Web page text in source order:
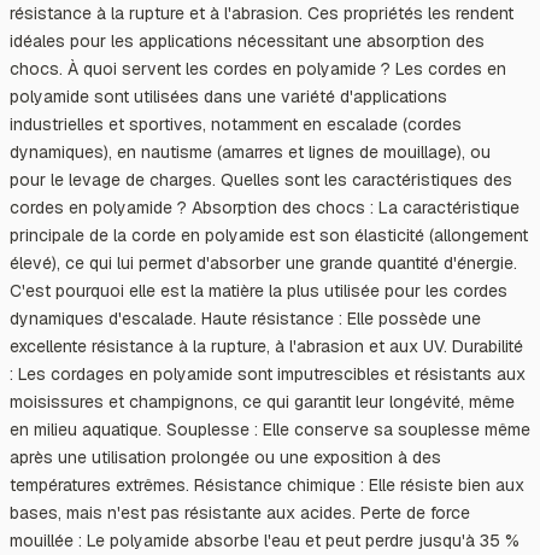
résistance à la rupture et à l'abrasion. Ces propriétés les rendent
idéales pour les applications nécessitant une absorption des
chocs. À quoi servent les cordes en polyamide ? Les cordes en
polyamide sont utilisées dans une variété d'applications
industrielles et sportives, notamment en escalade (cordes
dynamiques), en nautisme (amarres et lignes de mouillage), ou
pour le levage de charges. Quelles sont les caractéristiques des
cordes en polyamide ? Absorption des chocs : La caractéristique
principale de la corde en polyamide est son élasticité (allongement
élevé), ce qui lui permet d'absorber une grande quantité d'énergie.
C'est pourquoi elle est la matière la plus utilisée pour les cordes
dynamiques d'escalade. Haute résistance : Elle possède une
excellente résistance à la rupture, à l'abrasion et aux UV. Durabilité
: Les cordages en polyamide sont imputrescibles et résistants aux
moisissures et champignons, ce qui garantit leur longévité, même
en milieu aquatique. Souplesse : Elle conserve sa souplesse même
après une utilisation prolongée ou une exposition à des
températures extrêmes. Résistance chimique : Elle résiste bien aux
bases, mais n'est pas résistante aux acides. Perte de force
mouillée : Le polyamide absorbe l'eau et peut perdre jusqu'à 35 %